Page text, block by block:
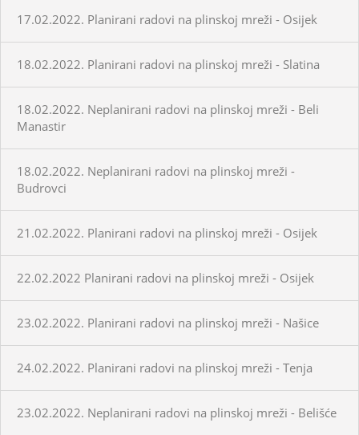
17.02.2022. Planirani radovi na plinskoj mreži - Osijek
18.02.2022. Planirani radovi na plinskoj mreži - Slatina
18.02.2022. Neplanirani radovi na plinskoj mreži - Beli
Manastir
18.02.2022. Neplanirani radovi na plinskoj mreži -
Budrovci
21.02.2022. Planirani radovi na plinskoj mreži - Osijek
22.02.2022 Planirani radovi na plinskoj mreži - Osijek
23.02.2022. Planirani radovi na plinskoj mreži - Našice
24.02.2022. Planirani radovi na plinskoj mreži - Tenja
23.02.2022. Neplanirani radovi na plinskoj mreži - Belišće